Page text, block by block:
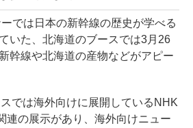
では日本の新幹線の歴史が学べる
いた、北海道のブースでは3月26
幹線や北海道の産物などがアピー
では海外向けに展開しているNHK
連の展示があり、海外向けニュー